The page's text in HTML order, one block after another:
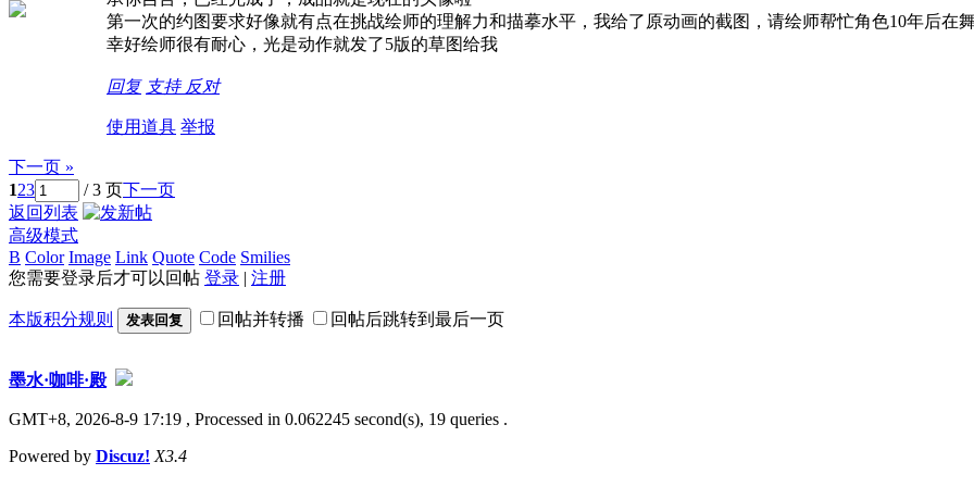
第一次的约图要求好像就有点在挑战绘师的理解力和描摹水平，我给了原动画的截图，请绘师帮忙角色10年后在
幸好绘师很有耐心，光是动作就发了5版的草图给我
回复 支持 反对
使用道具 举报
下一页 »
123 / 3 页下一页
返回列表
高级模式
B Color Image Link Quote Code Smilies
您需要登录后才可以回帖 登录 | 注册
本版积分规则 发表回复 回帖并转播 回帖后跳转到最后一页
墨水·咖啡·殿
GMT+8, 2026-8-9 17:19 , Processed in 0.062245 second(s), 19 queries .
Powered by Discuz! X3.4